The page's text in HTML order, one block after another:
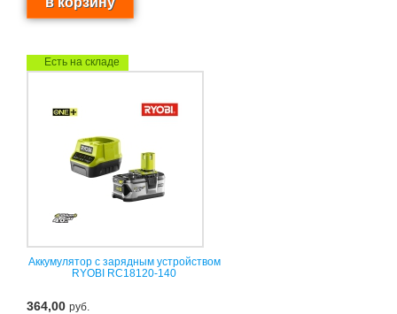
Есть на складе
Аккумулятор с зарядным устройством
RYOBI RC18120-140
364,00 руб.